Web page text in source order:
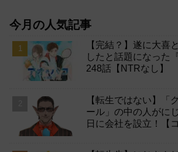
今月の人気記事
【完結？】遂に大喜
したと話題になった
248話【NTRなし】
【転生ではない】「
ール」の中の人がに
日に会社を設立！【